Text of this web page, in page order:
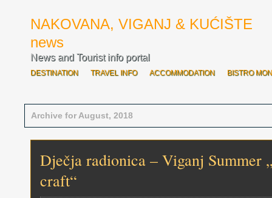
NAKOVANA, VIGANJ & KUĆIŠTE
news
News and Tourist info portal
DESTINATION TRAVEL INFO ACCOMMODATION BISTRO
Archive for August, 2018
Dječja radionica – Viganj Summer
craft“